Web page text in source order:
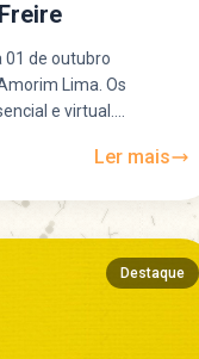
01 de outubro
Lima. Os
e virtual....
Ler mais
Destaque